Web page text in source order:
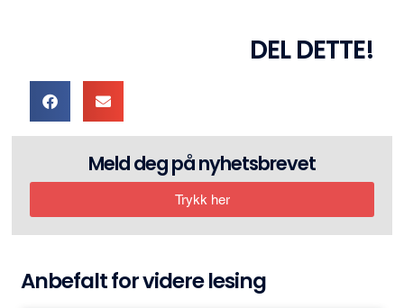
DEL DETTE!
Meld deg på nyhetsbrevet
Trykk her
Anbefalt for videre lesing